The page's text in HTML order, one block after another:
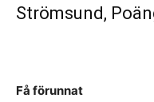
Strömsund,
Få förunnat